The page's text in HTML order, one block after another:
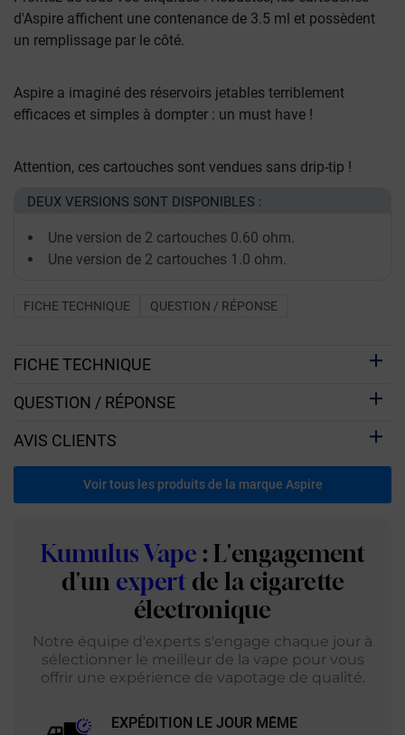
d'Aspire affichent une contenance de 3.5 ml et possèdent
un remplissage par le côté.
Aspire a imaginé des réservoirs jetables terriblement
efficaces et simples à dompter : un must have !
Attention, ces cartouches sont vendues sans drip-tip !
DEUX VERSIONS SONT DISPONIBLES :
Une version de 2 cartouches 0.60 ohm.
Une version de 2 cartouches 1.0 ohm.
FICHE TECHNIQUE QUESTION / RÉPONSE
FICHE TECHNIQUE
QUESTION / RÉPONSE
AVIS CLIENTS
Voir tous les produits de la marque Aspire
Kumulus Vape : L'engagement
d'un expert de la cigarette
électronique
Notre équipe d'experts s'engage chaque jour à
sélectionner le meilleur de la vape pour vous
offrir une expérience de vapotage de qualité.
EXPÉDITION LE JOUR MÊME